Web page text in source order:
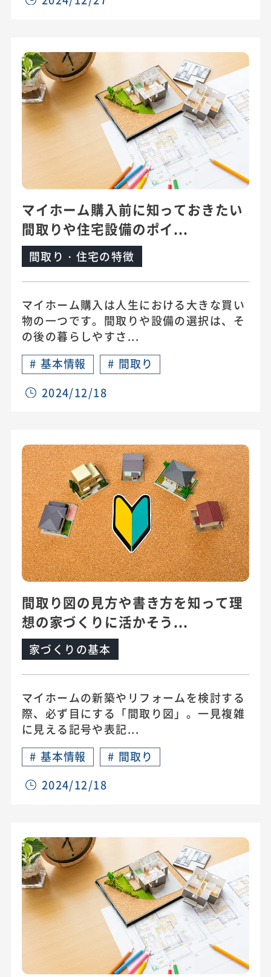
マイホーム購入前に知っておきたい
間取りや住宅設備のポイ...
間取り・住宅の特徴
マイホーム購入は人生における大きな買い
物の一つです。間取りや設備の選択は、そ
の後の暮らしやすさ...
# 基本情報 # 間取り
2024/12/18
間取り図の見方や書き方を知って理
想の家づくりに活かそう...
家づくりの基本
マイホームの新築やリフォームを検討する
際、必ず目にする「間取り図」。一見複雑
に見える記号や表記...
# 基本情報 # 間取り
2024/12/18